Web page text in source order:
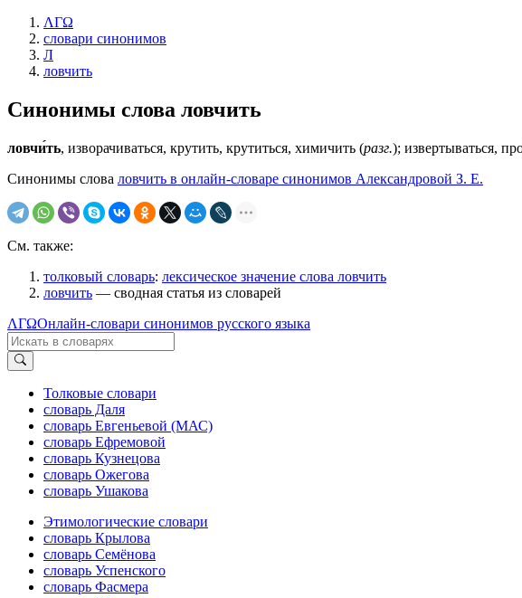
ΛΓΩ
словари синонимов
Л
ловчить
Синонимы слова ловчить
ловчи́ть, изворачиваться, крутить, крутиться, химичить (разг.); извертываться,
Синонимы слова ловчить в онлайн-словаре синонимов Александровой З. Е.
См. также:
толковый словарь: лексическое значение слова ловчить
ловчить — сводная статья из словарей
ΛΓΩОнлайн-словари синонимов русского языка
Толковые словари
словарь Даля
словарь Евгеньевой (МАС)
словарь Ефремовой
словарь Кузнецова
словарь Ожегова
словарь Ушакова
Этимологические словари
словарь Крылова
словарь Семёнова
словарь Успенского
словарь Фасмера